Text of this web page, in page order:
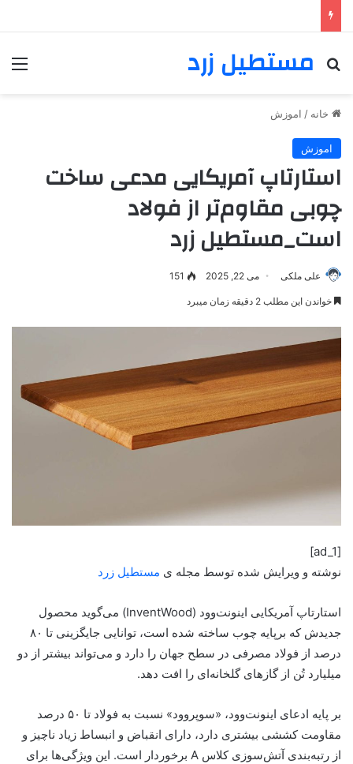
مستطیل زرد
خانه / اموزش
اموزش
استارتاپ آمریکایی مدعی ساخت
چوبی مقاوم‌تر از فولاد
است_مستطیل زرد
علی ملکی می 22, 2025 151
خواندن این مطلب 2 دقیقه زمان میبرد
[ad_1]
نوشته و ویرایش شده توسط مجله ی مستطیل زرد
استارتاپ آمریکایی اینونت‌وود (InventWood) می‌گوید محصول
جدیدش که برپایه چوب ساخته شده است، توانایی جایگزینی تا ۸۰
درصد از فولاد مصرفی در سطح جهان را دارد و می‌تواند بیشتر از دو
میلیارد تُن از گازهای گلخانه‌ای را افت دهد.
بر پایه ادعای اینونت‌وود، «سوپروود» نسبت به فولاد تا ۵۰ درصد
مقاومت کششی بیشتری دارد، دارای انقباض و انبساط زیاد ناچیز و
از رتبه‌بندی آتش‌سوزی کلاس A برخوردار است. این ویژگی‌ها برای